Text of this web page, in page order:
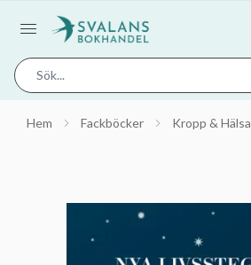
Hem Fackböcker Kropp & Hälsa